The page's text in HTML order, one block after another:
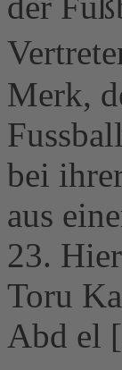
Merk,
bei
aus
23.
Toru
Abd